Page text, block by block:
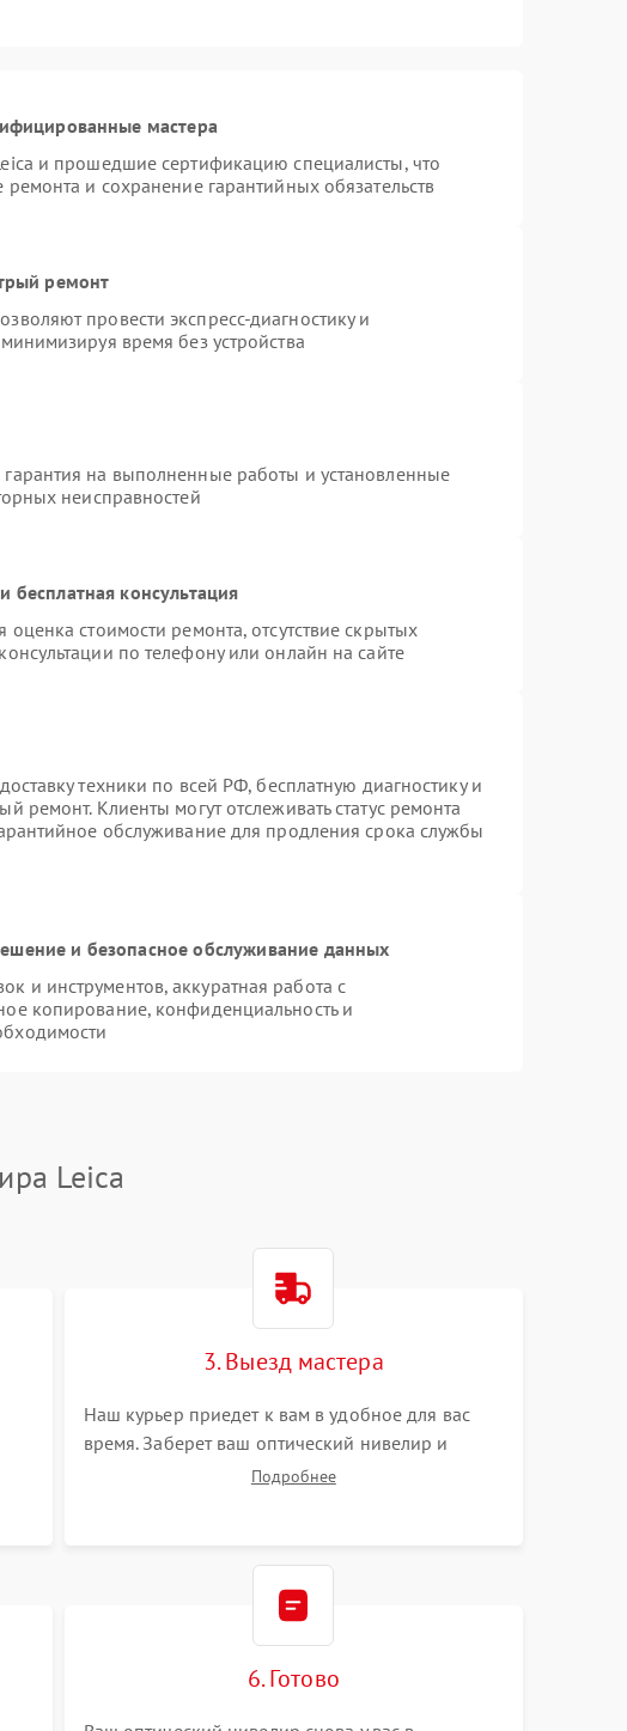
мастера
и прошедшие сертификацию специалисты, что
ремонта и сохранение гарантийных обязательств
ремонт
провести экспресс-диагностику и
время без устройства
на выполненные работы и установленные
неисправностей
бесплатная консультация
стоимости ремонта, отсутствие скрытых
по телефону или онлайн на сайте
техники по всей РФ, бесплатную диагностику и
ремонт. Клиенты могут отслеживать статус ремонта
обслуживание для продления срока службы
и безопасное обслуживание данных
и инструментов, аккуратная работа с
копирование, конфиденциальность и
Leica
3. Выезд мастера
Наш курьер приедет к вам в удобное для вас
время. Заберет ваш оптический нивелир и
привезет на склад для диагностики.
Подробнее
6. Готово